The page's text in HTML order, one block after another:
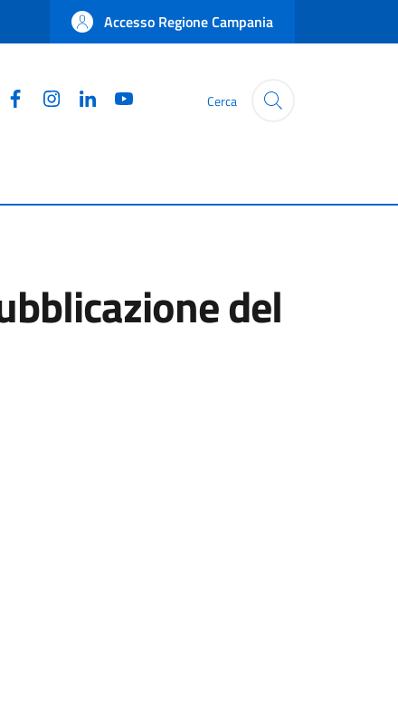
Accesso Regione Campania
FacebookInstagram
Linkedin Cerca
del